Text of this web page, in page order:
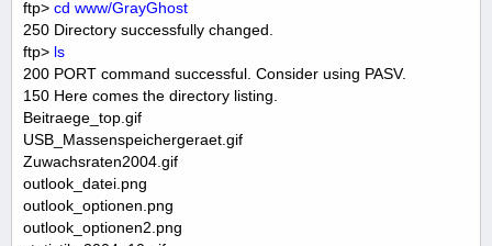
ftp> cd www/GrayGhost
250 Directory successfully changed.
ftp> ls
200 PORT command successful. Consider using PASV.
150 Here comes the directory listing.
Beitraege_top.gif
USB_Massenspeichergeraet.gif
Zuwachsraten2004.gif
outlook_datei.png
outlook_optionen.png
outlook_optionen2.png